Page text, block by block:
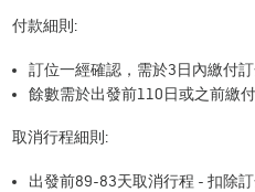
付款細則:
訂位一經確認，需於3日內繳付訂
餘數需於出發前110日或之前繳付
取消行程細則:
出發前89-83天取消行程 - 扣除